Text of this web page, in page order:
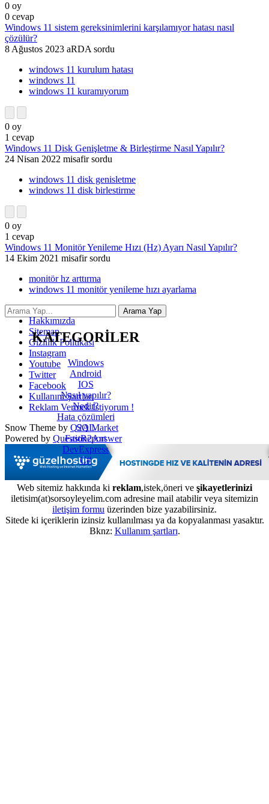
0 oy
0 cevap
Windows 11 sistem gereksinimlerini karşılamıyor hatası nasıl
çözülür?
8 Ağustos 2023 aRDA sordu
windows 11 kurulum hatası
windows 11
windows 11 kuramıyorum
0 oy
1 cevap
Windows 11 Disk Genişletme & Birleştirme Nasıl Yapılır?
24 Nisan 2022 misafir sordu
windows 11 disk genisletme
windows 11 disk birlestirme
0 oy
1 cevap
Windows 11 Monitör Yenileme Hızı (Hz) Ayarı Nasıl Yapılır?
14 Ekim 2021 misafir sordu
monitör hz arttırma
windows 11 monitör yenileme hızı ayarlama
KATEGORİLER
Windows
Android
IOS
Nasıl yapılır?
Nedir?
Hata çözümleri
SQL
FastReport
DevExpress
C#
İletişim
Hakkımızda
Sitemap
Gizlilik Politikası
Instagram
Youtube
Twitter
Facebook
Kullanım Şartları
Reklam Vermek İstiyorum !
Snow Theme by Q2A Market
Powered by Question2Answer
Web sitemiz hakkında ki reklam,istek,öneri ve şikayetlerinizi
iletisim(at)sorsoyleyelim.com adresine mail atabilir veya sitemizin
iletişim formu üzerinden bize yazabilirsiniz.
Sitede ki içeriklerin izinsiz kullanılması ya da kopyalanması yasaktır.
Bknz: Kullanım şartları.